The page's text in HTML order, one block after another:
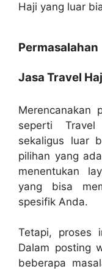
Haji yang luar
Jasa Travel
Merencanakan
seperti
sekaligus luar
pilihan yang
menentukan
yang bisa
spesifik Anda.
Tetapi, proses
Dalam posting
beberapa